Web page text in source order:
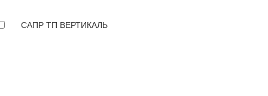
САПР ТП ВЕРТИКАЛЬ